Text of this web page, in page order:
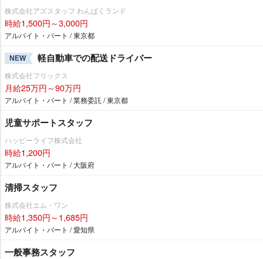
株式会社アズスタッフ わんぱくランド
時給1,500円～3,000円
アルバイト・パート / 東京都
NEW 軽自動車での配送ドライバー
株式会社フリックス
月給25万円～90万円
アルバイト・パート / 業務委託 / 東京都
児童サポートスタッフ
ハッピーライフ株式会社
時給1,200円
アルバイト・パート / 大阪府
清掃スタッフ
株式会社エム・ワン
時給1,350円～1,685円
アルバイト・パート / 愛知県
一般事務スタッフ